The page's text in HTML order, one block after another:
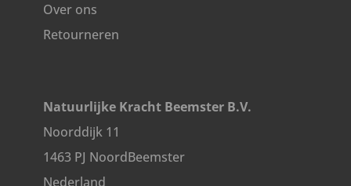
Over ons
Retourneren
Natuurlijke Kracht Beemster B.V.
Noorddijk 11
1463 PJ NoordBeemster
Nederland